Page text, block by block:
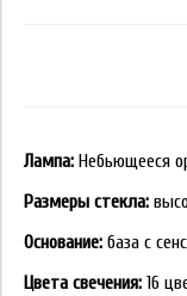
Лампа: Небьющееся
Размеры стекла:
Основание: база с
Цвета свечения: 16